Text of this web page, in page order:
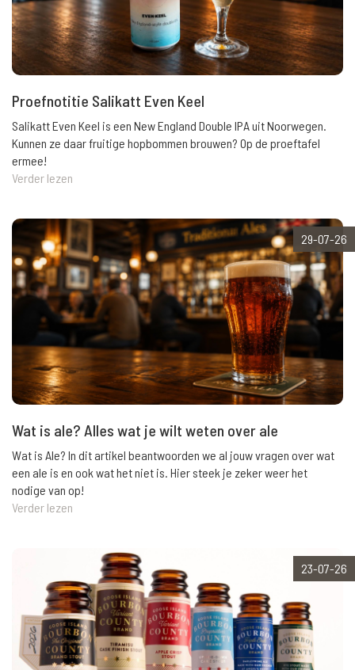
Proefnotitie Salikatt Even Keel
Salikatt Even Keel is een New England Double IPA uit Noorwegen.
Kunnen ze daar fruitige hopbommen brouwen? Op de proeftafel
ermee!
Verder lezen
29-07-26
Wat is ale? Alles wat je wilt weten over ale
Wat is Ale? In dit artikel beantwoorden we al jouw vragen over wat
een ale is en ook wat het niet is. Hier steek je zeker weer het
nodige van op!
Verder lezen
23-07-26